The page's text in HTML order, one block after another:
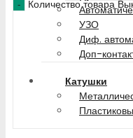
УЗО
Диф.
Доп-
Катушки
Количество товара